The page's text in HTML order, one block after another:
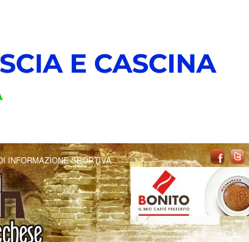
INFORMAZIONE SPORTIVA